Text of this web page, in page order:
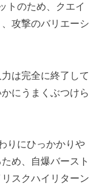
トのため、クエイ
攻撃のバリエーシ
は完全に終了して
にうまくぶつけら
りにひっかかりや
め、自爆バースト
スクハイリターン